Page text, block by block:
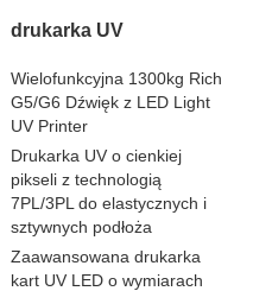
drukarka UV
Wielofunkcyjna 1300kg Rich
G5/G6 Dźwięk z LED Light
UV Printer
Drukarka UV o cienkiej
pikseli z technologią
7PL/3PL do elastycznych i
sztywnych podłoża
Zaawansowana drukarka
kart UV LED o wymiarach